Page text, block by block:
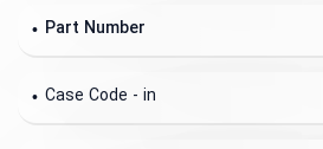
Part Number
Case Code - in